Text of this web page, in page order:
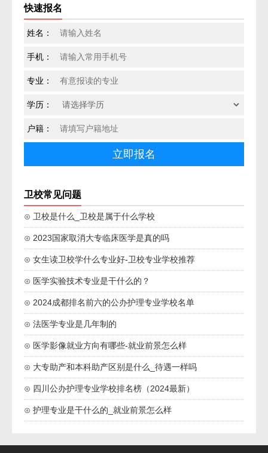
快速报名
姓名：
手机：
专业：
学历：
户籍：
卫校常见问题
⊙ 卫校是什么_卫校是属于什么学校
⊙ 2023国家取消大专临床医学是真的吗
⊙ 女生读卫校学什么专业好-卫校专业学校推荐
⊙ 医学实验技术专业是干什么的？
⊙ 2024成都排名前六的公办护理专业学校名单
⊙ 法医学专业是几年制的
⊙ 医学影像就业方向有哪些-就业前景怎么样
⊙ 大专助产和本科助产区别是什么_待遇一样吗
⊙ 四川公办护理专业学校排名榜（2024最新）
⊙ 护理专业是干什么的_就业前景怎么样